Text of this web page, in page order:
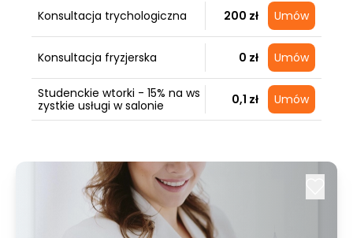
Konsultacja trychologiczna 200 zł Umów
Konsultacja fryzjerska 0 zł Umów
Studenckie wtorki - 15% na ws
zystkie usługi w salonie
0,1 zł Umów